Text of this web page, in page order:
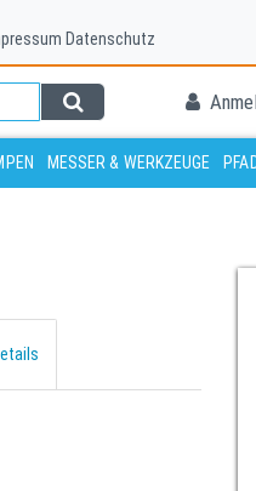
Datenschutz
MESSER & WERKZEUGE